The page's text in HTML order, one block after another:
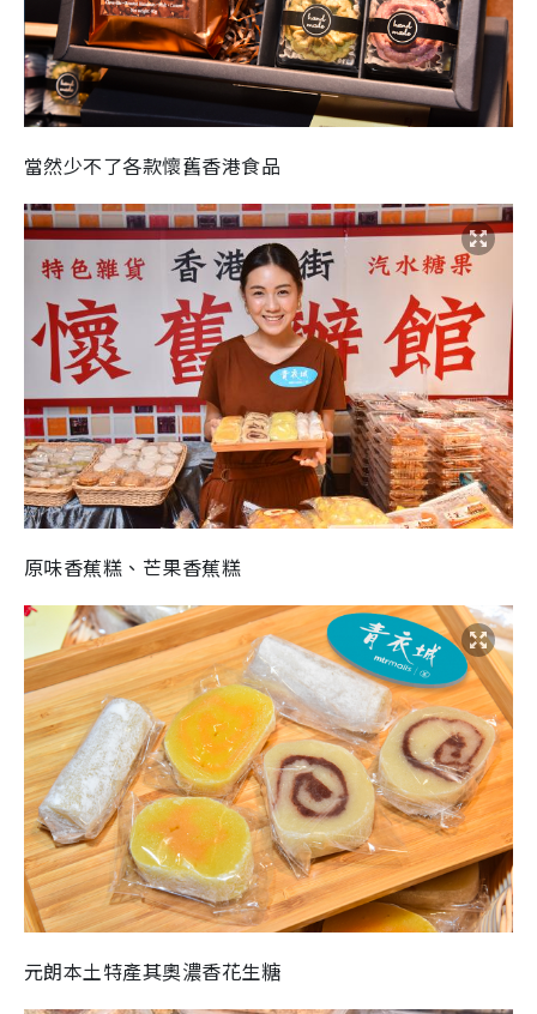
當然少不了各款懷舊香港食品
原味香蕉糕、芒果香蕉糕
元朗本土特產其奧濃香花生糖